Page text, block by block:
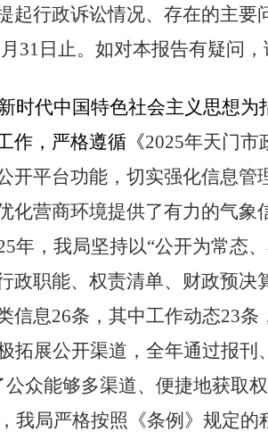
起行政诉讼情况、存在的主
月 31 日止。如对本报告有疑问
时代中国特色社会主义思想
作，严格遵循《2025年天门市
开平台功能，切实强化信息
化营商环境提供了有力的气象
年，我局坚持以“公开为常态
政职能、权责清单、财政预
信息26条，其中工作动态23条
拓展公开渠道，全年通过报
众能够多渠道、便捷地获取权
我局严格按照《条例》规定